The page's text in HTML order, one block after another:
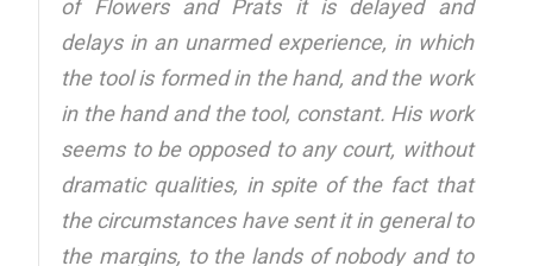
of Flowers and Prats it is delayed and
delays in an unarmed experience, in which
the tool is formed in the hand, and the work
in the hand and the tool, constant. His work
seems to be opposed to any court, without
dramatic qualities, in spite of the fact that
the circumstances have sent it in general to
the margins, to the lands of nobody and to